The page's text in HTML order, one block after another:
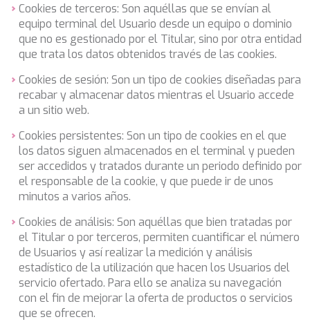
Cookies de terceros: Son aquéllas que se envían al
equipo terminal del Usuario desde un equipo o dominio
que no es gestionado por el Titular, sino por otra entidad
que trata los datos obtenidos través de las cookies.
Cookies de sesión: Son un tipo de cookies diseñadas para
recabar y almacenar datos mientras el Usuario accede
a un sitio web.
Cookies persistentes: Son un tipo de cookies en el que
los datos siguen almacenados en el terminal y pueden
ser accedidos y tratados durante un periodo definido por
el responsable de la cookie, y que puede ir de unos
minutos a varios años.
Cookies de análisis: Son aquéllas que bien tratadas por
el Titular o por terceros, permiten cuantificar el número
de Usuarios y así realizar la medición y análisis
estadístico de la utilización que hacen los Usuarios del
servicio ofertado. Para ello se analiza su navegación
con el fin de mejorar la oferta de productos o servicios
que se ofrecen.
MANE ET NOCTE
MARALLURE
MARE NOSTRUM
MARICAN FOREVER
MARQUISE
MARTITA
MARY-JEAN II
MAXITA
MI ALMA
MIA KAI
MIA RAMA
MIA ZOI
MILLESIME
MINDFULNESS
MINOU
MIO BARCO
MIRAVAL
MIREDO
MISS B
MISS CHRISTINE